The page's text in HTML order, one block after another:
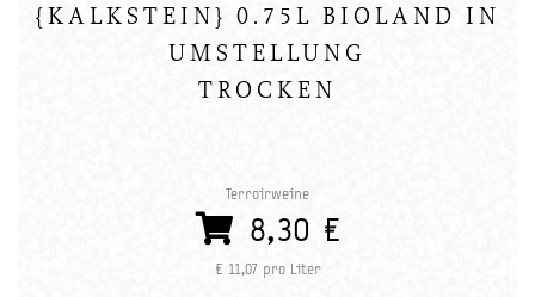
{KALKSTEIN} 0.75L BIOLAND IN
UMSTELLUNG
TROCKEN
Terroirweine
8,30 €
€ 11,07 pro Liter